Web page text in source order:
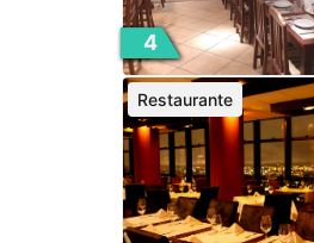
4
Restaurante